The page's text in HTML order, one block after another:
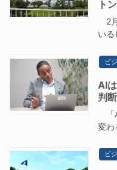
ト
2
い
ビ
AI
判
「
変
ビ